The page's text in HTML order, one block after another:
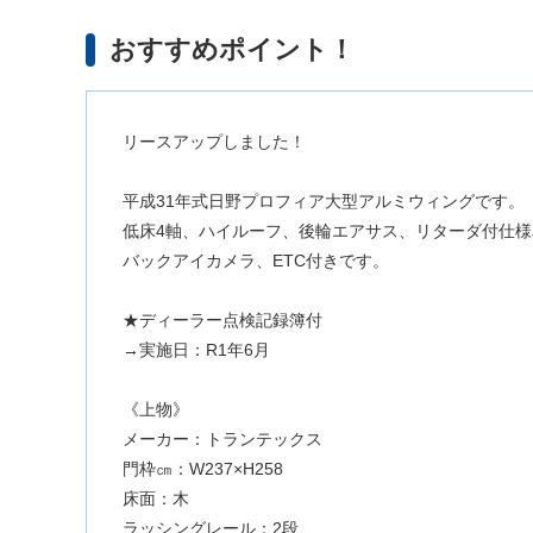
おすすめポイント！
リースアップしました！
平成31年式日野プロフィア大型アルミウィングです。
低床4軸、ハイルーフ、後輪エアサス、リターダ付仕様
バックアイカメラ、ETC付きです。
★ディーラー点検記録簿付
→実施日：R1年6月
《上物》
メーカー：トランテックス
門枠㎝：W237×H258
床面：木
ラッシングレール：2段